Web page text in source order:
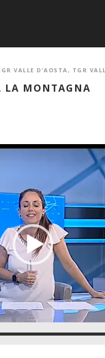
VALLE D'AOSTA , TGR
LA MONTAGNA